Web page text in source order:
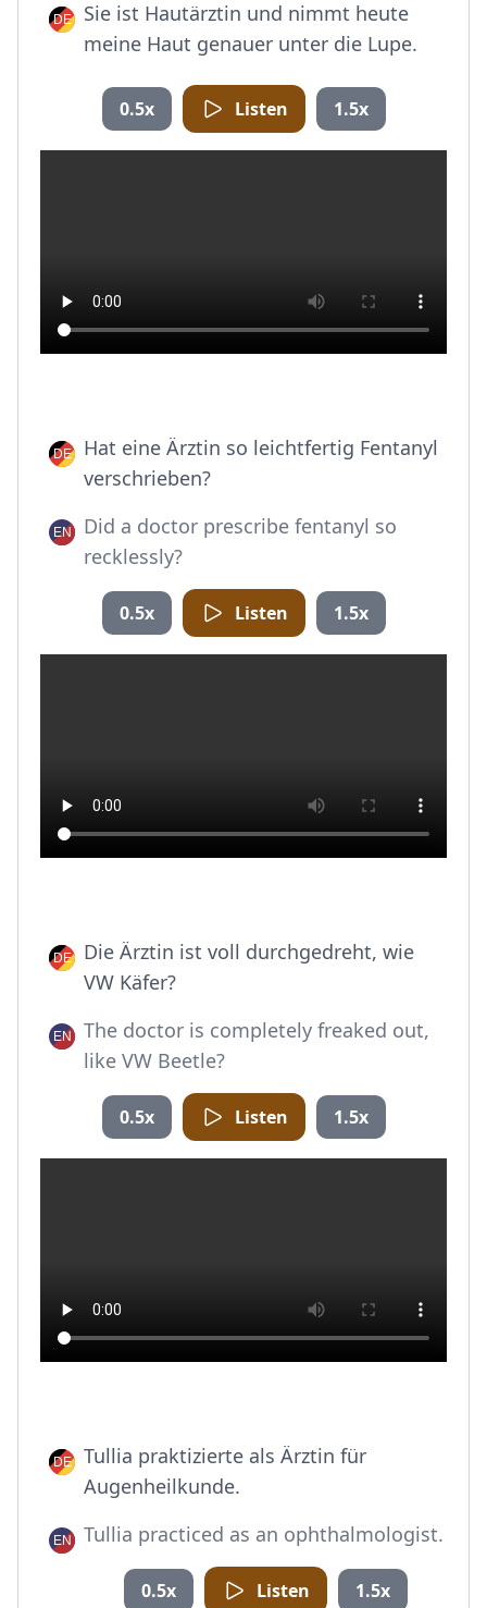
Sie ist Hautärztin und nimmt heute
meine Haut genauer unter die Lupe.
0.5x Listen 1.5x
Hat eine Ärztin so leichtfertig Fentanyl
verschrieben?
Did a doctor prescribe fentanyl so
recklessly?
0.5x Listen 1.5x
Die Ärztin ist voll durchgedreht, wie
VW Käfer?
The doctor is completely freaked out,
like VW Beetle?
0.5x Listen 1.5x
Tullia praktizierte als Ärztin für
Augenheilkunde.
Tullia practiced as an ophthalmologist.
0.5x Listen 1.5x